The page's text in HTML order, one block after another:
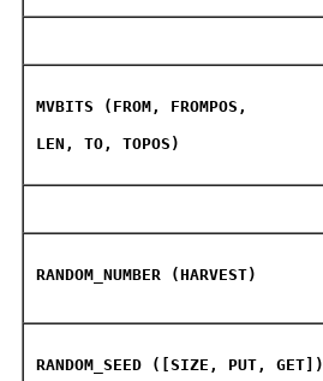
MVBITS (FROM, FROMPOS,
LEN, TO, TOPOS)
RANDOM_NUMBER (HARVEST)
RANDOM_SEED ([SIZE, PUT, GET])